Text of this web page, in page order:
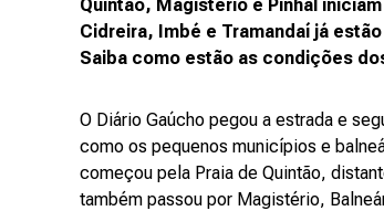
Quintão, Magistério e Pinhal
Cidreira, Imbé e Tramandaí já
Saiba como estão as condições
O Diário Gaúcho pegou a estrada e
como os pequenos municípios e
começou pela Praia de Quintão,
também passou por Magistério,